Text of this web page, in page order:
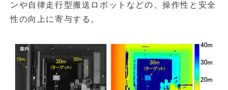
ンや自律走行型搬送ロボットなどの、操作性と安全
性の向上に寄与する。